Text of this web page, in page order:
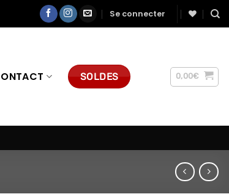
Se connecter
SOLDES 0,00€